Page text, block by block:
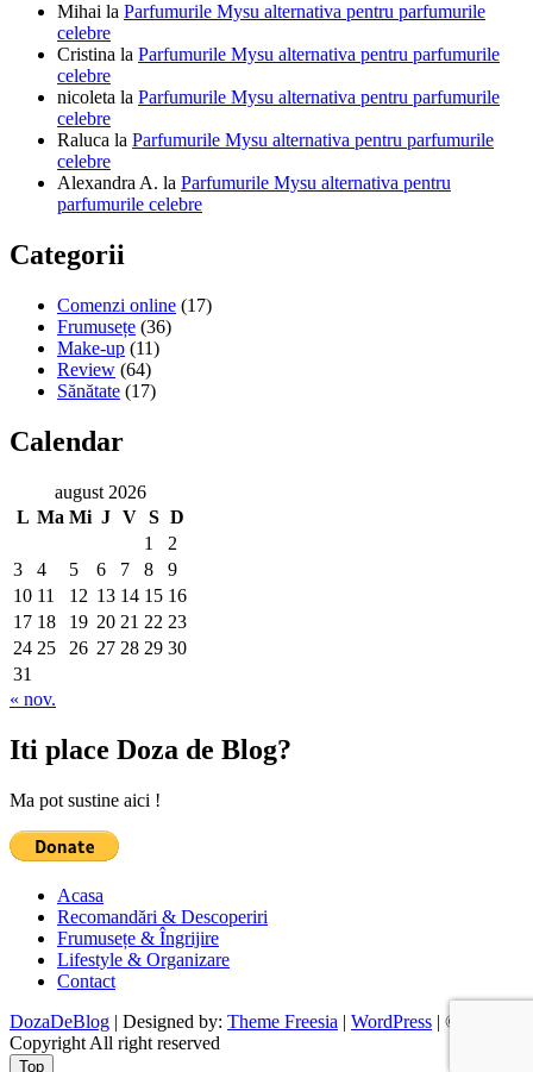
Mihai la Parfumurile Mysu alternativa pentru parfumurile
celebre
Cristina la Parfumurile Mysu alternativa pentru parfumurile
celebre
nicoleta la Parfumurile Mysu alternativa pentru parfumurile
celebre
Raluca la Parfumurile Mysu alternativa pentru parfumurile
celebre
Alexandra A. la Parfumurile Mysu alternativa pentru
parfumurile celebre
Categorii
Comenzi online (17)
Frumusețe (36)
Make-up (11)
Review (64)
Sănătate (17)
Calendar
august 2026
L Ma Mi J V S D
1
2
3
4 5 6 7 8
9
10 11 12 13 14 15 16
17 18 19 20 21 22 23
24 25 26 27 28 29 30
31
« nov.
Iti place Doza de Blog?
Ma pot sustine aici !
Acasa
Recomandări & Descoperiri
Frumusețe & Îngrijire
Lifestyle & Organizare
Contact
DozaDeBlog | Designed by: Theme Freesia | WordPress | ©
Copyright All right reserved
Top